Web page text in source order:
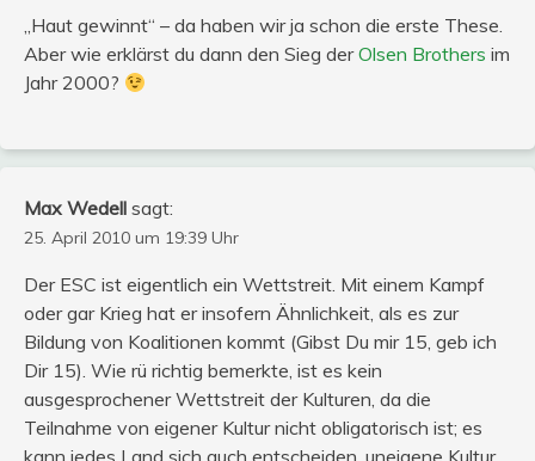
„Haut gewinnt“ – da haben wir ja schon die erste These.
Aber wie erklärst du dann den Sieg derOlsen Brothers im
Jahr 2000?
Max Wedell sagt:
25. April 2010 um 19:39 Uhr
Der ESC ist eigentlich ein Wettstreit. Mit einem Kampf
oder gar Krieg hat er insofern Ähnlichkeit, als es zur
Bildung von Koalitionen kommt (Gibst Du mir 15, geb ich
Dir 15). Wie rü richtig bemerkte, ist es kein
ausgesprochener Wettstreit der Kulturen, da die
Teilnahme von eigener Kultur nicht obligatorisch ist; es
kann jedes Land sich auch entscheiden, uneigene Kultur,